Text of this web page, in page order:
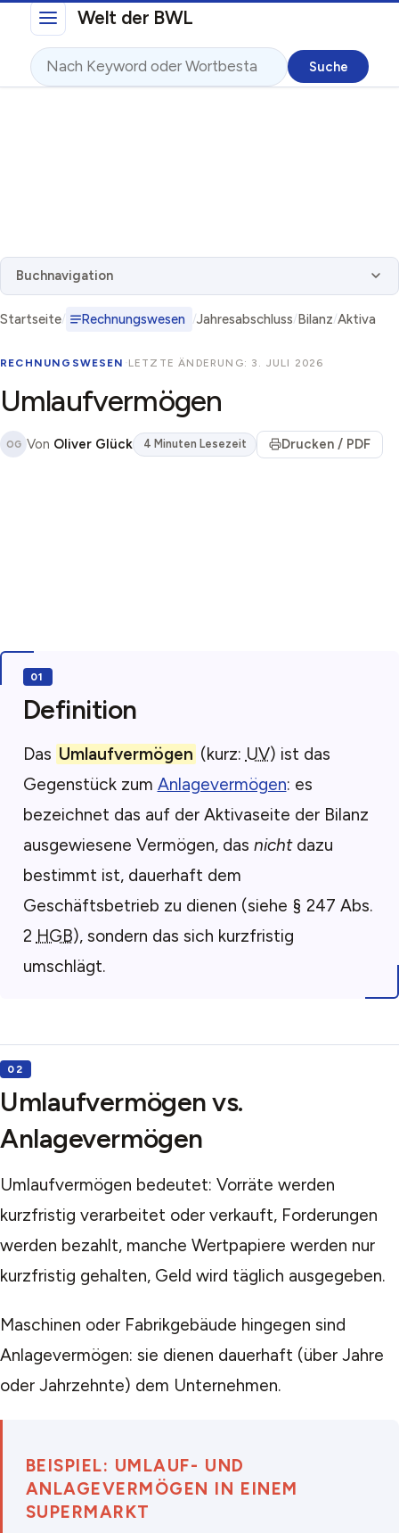
Direkt zum InhaltWelt der BWL
Suche
Buchnavigation
Startseite Rechnungswesen Jahresabschluss Bilanz Aktiva
RECHNUNGSWESEN · LETZTE ÄNDERUNG: 3. JULI 2026
Umlaufvermögen
OG Von Oliver Glück 4 Minuten Lesezeit Drucken / PDF
Definition
Das Umlaufvermögen (kurz: UV) ist das
Gegenstück zum Anlagevermögen: es
bezeichnet das auf der Aktivaseite der Bilanz
ausgewiesene Vermögen, das nichtdazu
bestimmt ist, dauerhaft dem
Geschäftsbetrieb zu dienen (siehe § 247 Abs.
2 HGB), sondern das sich kurzfristig
umschlägt.
Umlaufvermögen vs.
Anlagevermögen
Umlaufvermögen bedeutet: Vorräte werden
kurzfristig verarbeitet oder verkauft, Forderungen
werden bezahlt, manche Wertpapiere werden nur
kurzfristig gehalten, Geld wird täglich ausgegeben.
Maschinen oder Fabrikgebäude hingegen sind
Anlagevermögen: sie dienen dauerhaft (über Jahre
oder Jahrzehnte) dem Unternehmen.
BEISPIEL: UMLAUF- UND
ANLAGEVERMÖGEN IN EINEM
SUPERMARKT